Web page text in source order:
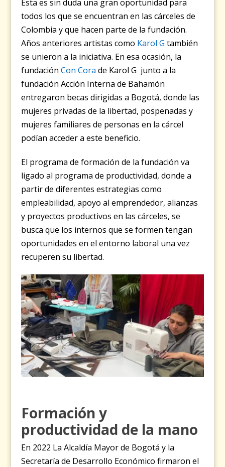
Esta es sin duda una gran oportunidad para
todos los que se encuentran en las cárceles de
Colombia y que hacen parte de la fundación.
Años anteriores artistas como Karol G también
se unieron a la iniciativa. En esa ocasión, la
fundaciónCon Cora de Karol G junto a la
fundación Acción Interna de Bahamón
entregaron becas dirigidas a Bogotá, donde las
mujeres privadas de la libertad, pospenadas y
mujeres familiares de personas en la cárcel
podían acceder a este beneficio.
El programa de formación de la fundación va
ligado al programa de productividad, donde a
partir de diferentes estrategias como
empleabilidad, apoyo al emprendedor, alianzas
y proyectos productivos en las cárceles, se
busca que los internos que se formen tengan
oportunidades en el entorno laboral una vez
recuperen su libertad.
Formación y
productividad de la mano
En 2022 La Alcaldía Mayor de Bogotá y la
Secretaría de Desarrollo Económico firmaron el